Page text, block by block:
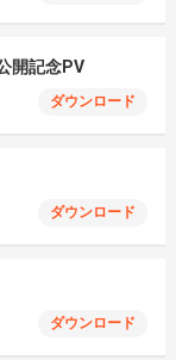
開記念PV
ダウンロード
ダウンロード
ダウンロード